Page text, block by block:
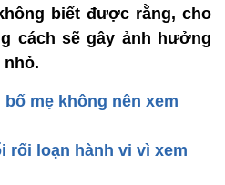
biết được rằng, cho
cách sẽ gây ảnh hưởng
nhỏ.
mẹ không nên xem
rối loạn hành vi vì xem